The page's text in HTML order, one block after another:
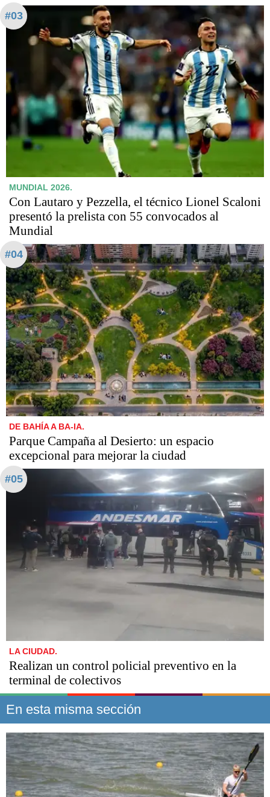
#03
MUNDIAL 2026.
Con Lautaro y Pezzella, el técnico Lionel Scaloni
presentó la prelista con 55 convocados al
Mundial
#04
DE BAHÍA A BA-IA.
Parque Campaña al Desierto: un espacio
excepcional para mejorar la ciudad
#05
LA CIUDAD.
Realizan un control policial preventivo en la
terminal de colectivos
En esta misma sección